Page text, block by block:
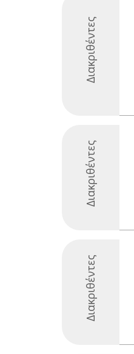
Διακριθέντες
Διακριθέντες
Διακριθέντες